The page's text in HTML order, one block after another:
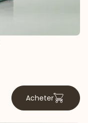
Acheter